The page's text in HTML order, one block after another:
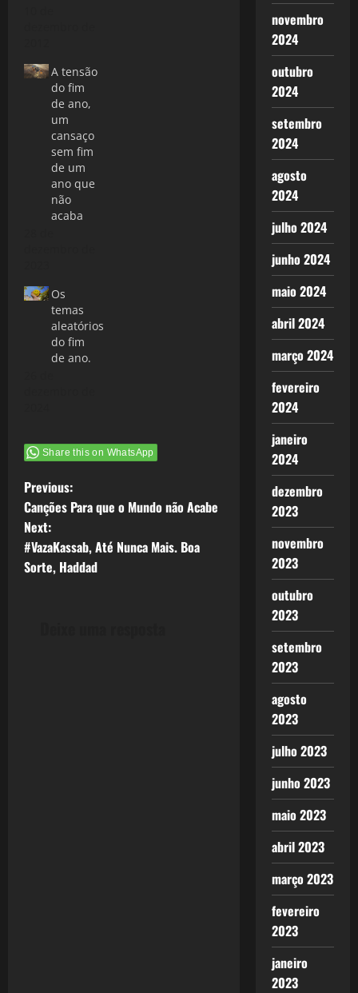
A tensão
do fim
de ano,
um
cansaço
sem fim
de um
ano que
não
acaba
Os
temas
aleatórios
do fim
de ano.
Share this on WhatsApp
P
o
s
Previous:
Canções Para que o Mundo não Acabe
Next:
#VazaKassab, Até Nunca Mais. Boa
Sorte, Haddad
novembro
2024
outubro
2024
setembro
2024
agosto
2024
julho 2024
junho 2024
maio 2024
abril 2024
março 2024
fevereiro
2024
janeiro
2024
dezembro
2023
novembro
2023
outubro
2023
setembro
2023
agosto
2023
julho 2023
junho 2023
maio 2023
abril 2023
março 2023
fevereiro
2023
janeiro
2023